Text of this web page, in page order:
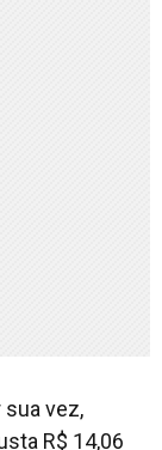
sua vez,
R$ 14,06